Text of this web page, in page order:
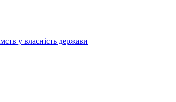
у власність держави